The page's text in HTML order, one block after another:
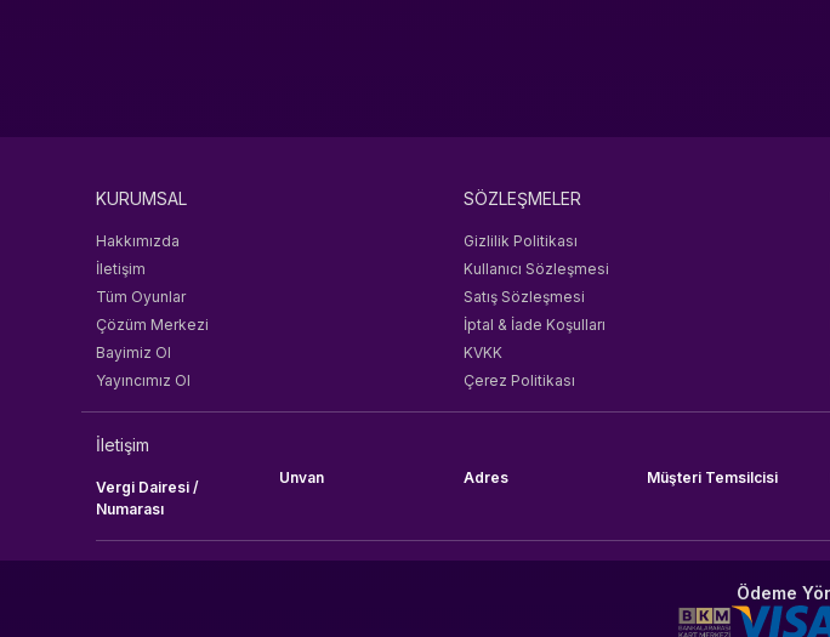
KURUMSAL
Hakkımızda
İletişim
Tüm Oyunlar
Çözüm Merkezi
Bayimiz Ol
Yayıncımız Ol
SÖZLEŞMELER
Gizlilik Politikası
Kullanıcı Sözleşmesi
Satış Sözleşmesi
İptal & İade Koşulları
KVKK
Çerez Politikası
İletişim
Vergi Dairesi /
Numarası
Unvan Adres Müşteri Temsilcisi
Ödeme